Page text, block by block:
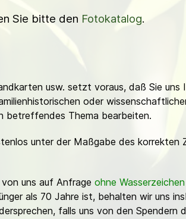
Sie bitte den Fotokatalog.
usw. setzt voraus, daß Sie
oder
betreffendes Thema bearbeiten.
unter der Maßgabe des korrekten
uns auf Anfrage ohne Wasserzeichen
als 70 Jahre ist, behalten wir uns
falls uns von den Spendern